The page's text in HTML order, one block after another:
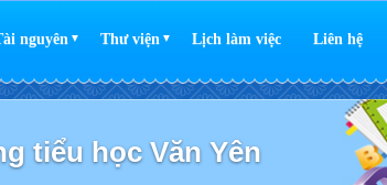
nguyên ▼ Thư viện ▼ Lịch làm việc Liên hệ
tiểu học Văn Yên